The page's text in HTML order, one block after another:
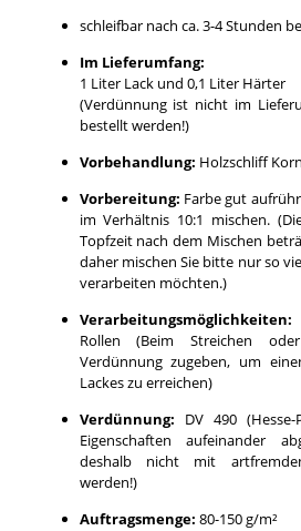
schleifbar nach ca. 3-4 Stunden
Im Lieferumfang:
1 Liter Lack und 0,1 Liter Härter
(Verdünnung ist nicht im
bestellt werden!)
Vorbehandlung: Holzschliff
Vorbereitung: Farbe gut
im Verhältnis 10:1 mischen.
Topfzeit nach dem Mischen
daher mischen Sie bitte nur so
verarbeiten möchten.)
Verarbeitungsmöglichkeiten:
Rollen (Beim Streichen
Verdünnung zugeben, um
Lackes zu erreichen)
Verdünnung: DV 490
Eigenschaften aufeinander
deshalb nicht mit
werden!)
Auftragsmenge: 80-150 g/m²